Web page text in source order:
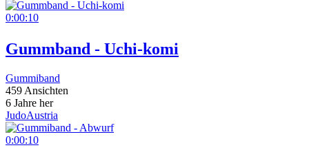
0:00:10
Gummband - Uchi-komi
Gummiband
459 Ansichten
6 Jahre her
JudoAustria
0:00:10